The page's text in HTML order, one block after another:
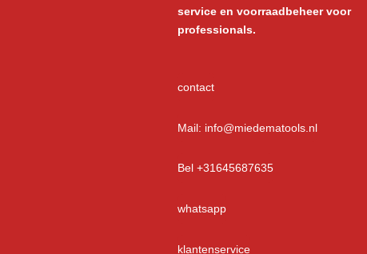
service en voorraadbeheer voor
professionals.
contact
Mail: info@miedematools.nl
Bel +31645687635
whatsapp
klantenservice